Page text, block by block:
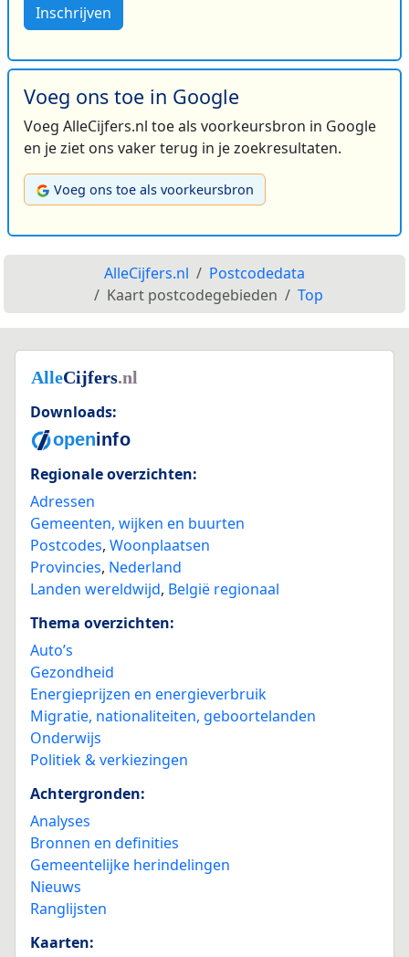
Inschrijven
Voeg ons toe in Google
Voeg AlleCijfers.nl toe als voorkeursbron in Google
en je ziet ons vaker terug in je zoekresultaten.
Voeg ons toe als voorkeursbron
AlleCijfers.nl
Postcodedata
Kaart postcodegebieden
Top
Downloads:
Regionale overzichten:
Adressen
Gemeenten, wijken en buurten
Postcodes, Woonplaatsen
Provincies, Nederland
Landen wereldwijd, België regionaal
Thema overzichten:
Auto’s
Gezondheid
Energieprijzen en energieverbruik
Migratie, nationaliteiten, geboortelanden
Onderwijs
Politiek & verkiezingen
Achtergronden:
Analyses
Bronnen en definities
Gemeentelijke herindelingen
Nieuws
Ranglijsten
Kaarten: